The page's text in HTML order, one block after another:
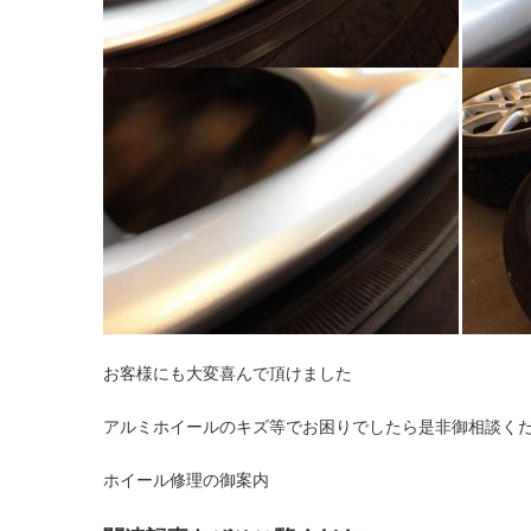
お客様にも大変喜んで頂けました
アルミホイールのキズ等でお困りでしたら是非御相談く
ホイール修理の御案内